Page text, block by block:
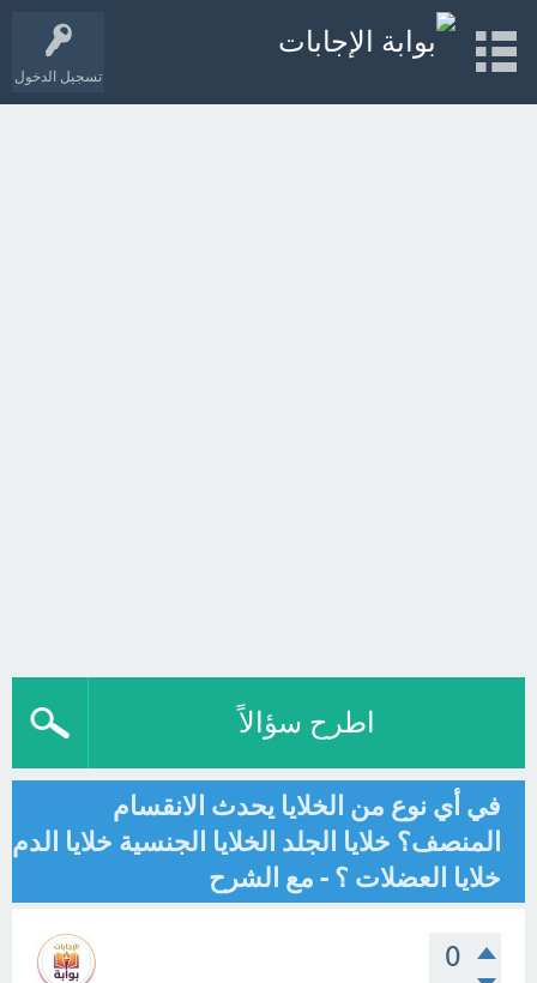
تسجيل الدخول
اطرح سؤالاً
في أي نوع من الخلايا يحدث الانقسام
المنصف؟ خلايا الجلد الخلايا الجنسية خلايا الدم
خلايا العضلات ؟ - مع الشرح
0